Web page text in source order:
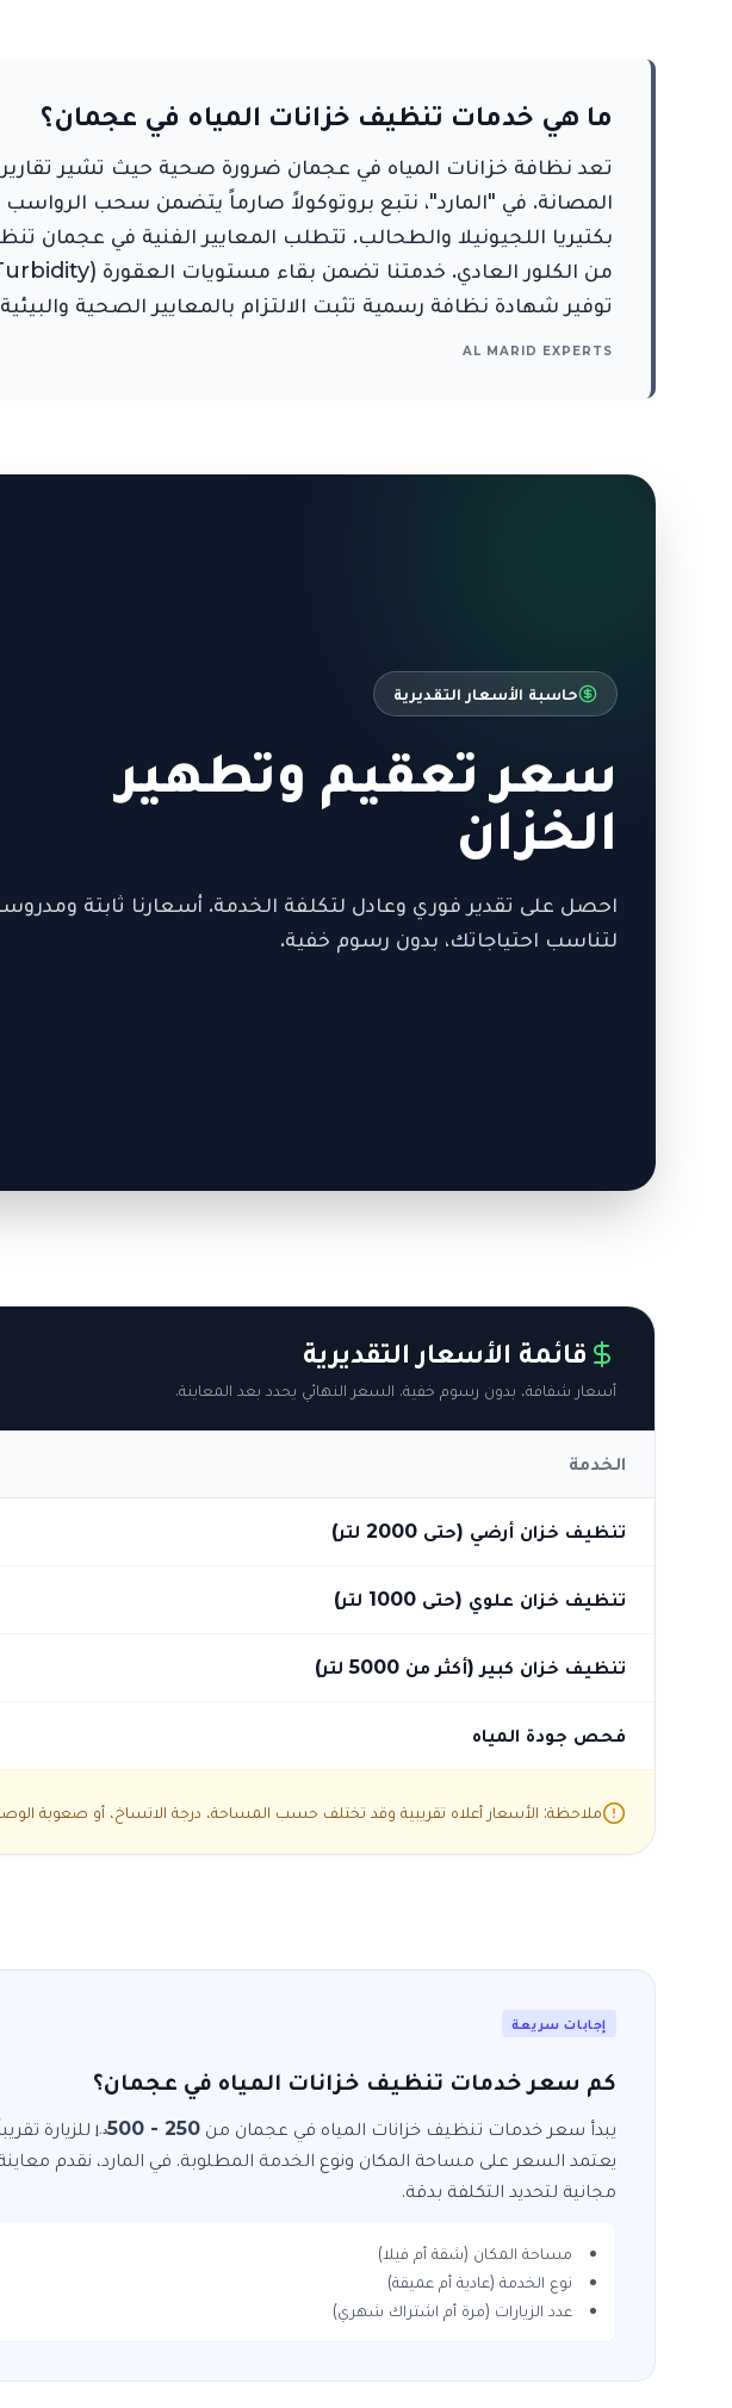
ما هي خدمات تنظيف خزانات المياه في عجمان؟
توفير شهادة نظافة رسمية تثبت الالتزام بالمعايير الصحية
AL MARID EXPERTS
حاسبة الأسعار التقديرية
سعر تعقيم وتطهير
الخزان
احصل على تقدير فوري وعادل لتكلفة الخدمة. أسعارنا ثابتة
لتناسب احتياجاتك، بدون رسوم خفية.
قائمة الأسعار التقديرية
أسعار شفافة، بدون رسوم خفية. السعر النهائي يحدد بعد المعاينة.
الخدمة
تنظيف خزان أرضي (حتى 2000 لتر)
تنظيف خزان علوي (حتى 1000 لتر)
تنظيف خزان كبير (أكثر من 5000 لتر)
فحص جودة المياه
ملاحظة: الأسعار أعلاه تقريبية وقد تختلف حسب المساحة، درجة الاتساخ، أو صعوبة
إجابات سريعة
كم سعر خدمات تنظيف خزانات المياه في عجمان؟
يبدأ سعر خدمات تنظيف خزانات المياه في عجمان من 250 - 500 د.إ للزيارة
يعتمد السعر على مساحة المكان ونوع الخدمة المطلوبة. في المارد، نقدم
مجانية لتحديد التكلفة بدقة.
مساحة المكان (شقة أم فيلا)
نوع الخدمة (عادية أم عميقة)
عدد الزيارات (مرة أم اشتراك شهري)